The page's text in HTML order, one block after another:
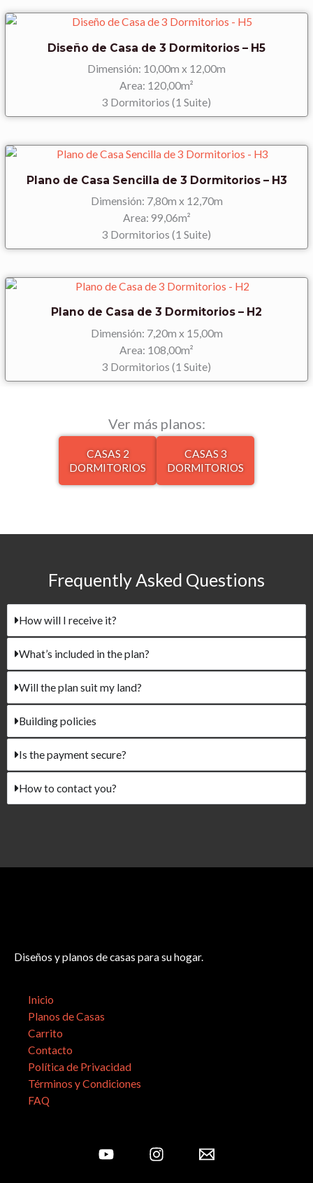
Diseño de Casa de 3 Dormitorios – H5
Dimensión: 10,00m x 12,00m
Area: 120,00m²
3 Dormitorios (1 Suite)
Plano de Casa Sencilla de 3 Dormitorios – H3
Dimensión: 7,80m x 12,70m
Area: 99,06m²
3 Dormitorios (1 Suite)
Plano de Casa de 3 Dormitorios – H2
Dimensión: 7,20m x 15,00m
Area: 108,00m²
3 Dormitorios (1 Suite)
Ver más planos:
CASAS 2
DORMITORIOS​
CASAS 3
DORMITORIOS​
Frequently Asked Questions​
How will I receive it?
What’s included in the plan?
Will the plan suit my land?
Building policies
Is the payment secure?
How to contact you?
Diseños y planos de casas para su hogar.
Inicio
Planos de Casas
Carrito
Contacto
Política de Privacidad
Términos y Condiciones
FAQ